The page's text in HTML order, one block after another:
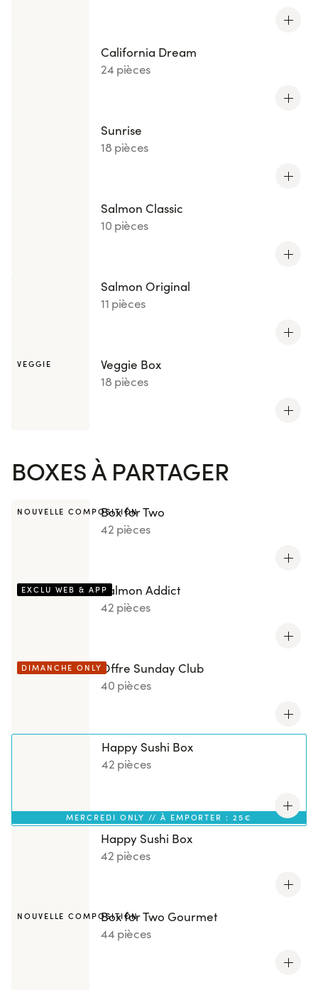
California Dream
24 pièces
Sunrise
18 pièces
Salmon Classic
10 pièces
Salmon Original
11 pièces
VEGGIE
Veggie Box
18 pièces
BOXES À PARTAGER
NOUVELLE COMPOSITION
Box for Two
42 pièces
EXCLU WEB & APPSalmon Addict
42 pièces
DIMANCHE ONLY Offre Sunday Club
40 pièces
MERCREDI ONLY // À EMPORTER : 25€
Happy Sushi Box
42 pièces
Happy Sushi Box
42 pièces
NOUVELLE COMPOSITIONBox for Two Gourmet
44 pièces